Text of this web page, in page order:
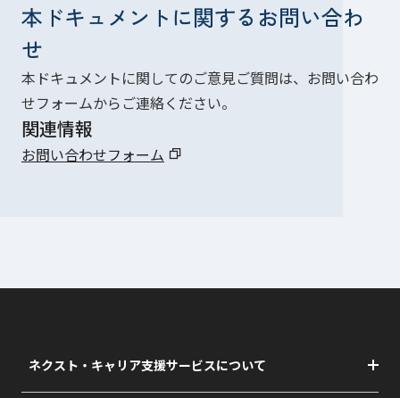
本ドキュメントに関するお問い合わ
せ
本ドキュメントに関してのご意見ご質問は、お問い合わ
せフォームからご連絡ください。
関連情報
お問い合わせフォーム
ネクスト・キャリア支援サービスについて